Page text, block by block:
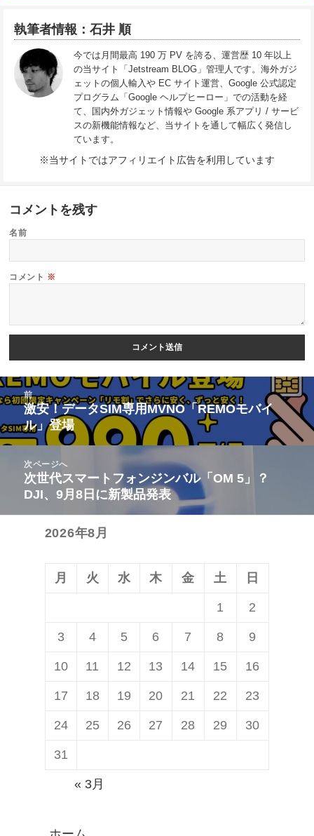
執筆者情報：石井 順
今では月間最高 190 万 PV を誇る、運営歴 10 年以上
の当サイト「Jetstream BLOG」管理人です。海外ガジ
ェットの個人輸入や EC サイト運営、Google 公式認定
プログラム「Google ヘルプヒーロー」での活動を経
て、国内外ガジェット情報や Google 系アプリ / サービ
スの新機能情報など、当サイトを通して幅広く発信し
ています。
※当サイトではアフィリエイト広告を利用しています
コメントを残す
名前
コメント ※
投
稿
ナ
ビ
前
前
の
稿:
激安！データSIM専用MVNO「REMOモバイ
ル」登場
次ページへ
次
の
投
次世代スマートフォンジンバル「OM 5」？
DJI、9月8日に新製品発表
2026年8月
月 火 水 木 金 土 日
1 2
3 4 5 6 7 8 9
10 11 12 13 14 15 16
17 18 19 20 21 22 23
24 25 26 27 28 29 30
31
« 3月